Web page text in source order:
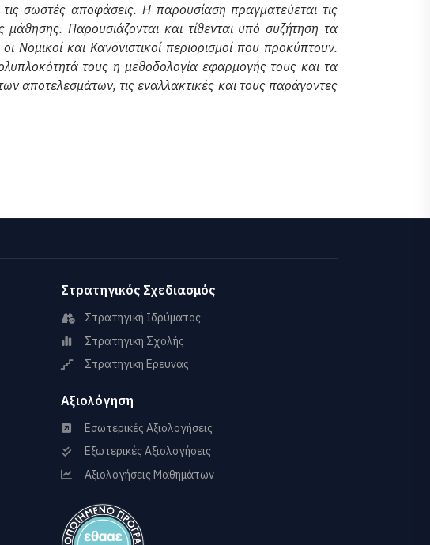
σωστές αποφάσεις. Η παρουσίαση πραγματεύεται τις
Παρουσιάζονται και τίθενται υπό συζήτηση τα
και Κανονιστικοί περιορισμοί που προκύπτουν.
τους η μεθοδολογία εφαρμογής τους και τα
αποτελεσμάτων, τις εναλλακτικές και τους παράγοντες
Στρατηγικός Σχεδιασμός
Στρατηγική Ιδρύματος
Στρατηγική Σχολής
Στρατηγική Ερευνας
Αξιολόγηση
Εσωτερικές Αξιολογήσεις
Εξωτερικές Αξιολογήσεις
Αξιολογήσεις Μαθημάτων